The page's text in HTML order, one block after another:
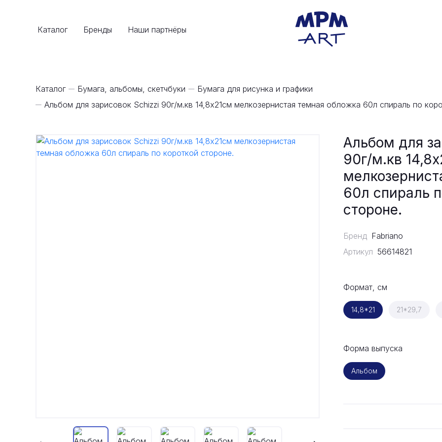
Каталог Бренды Наши партнёры
Каталог Бумага, альбомы, скетчбуки
Бумага для рисунка и графики
Альбом для зарисовок Schizzi 90г/м.кв 14,8x21см мелкозернистая темная обложка 60л спираль по
Альбом для
90г/м.кв
60л спираль
стороне.
Бренд Fabriano
Артикул 56614821
Формат, см
14,8*21 21*29,7
Форма выпуска
Альбом